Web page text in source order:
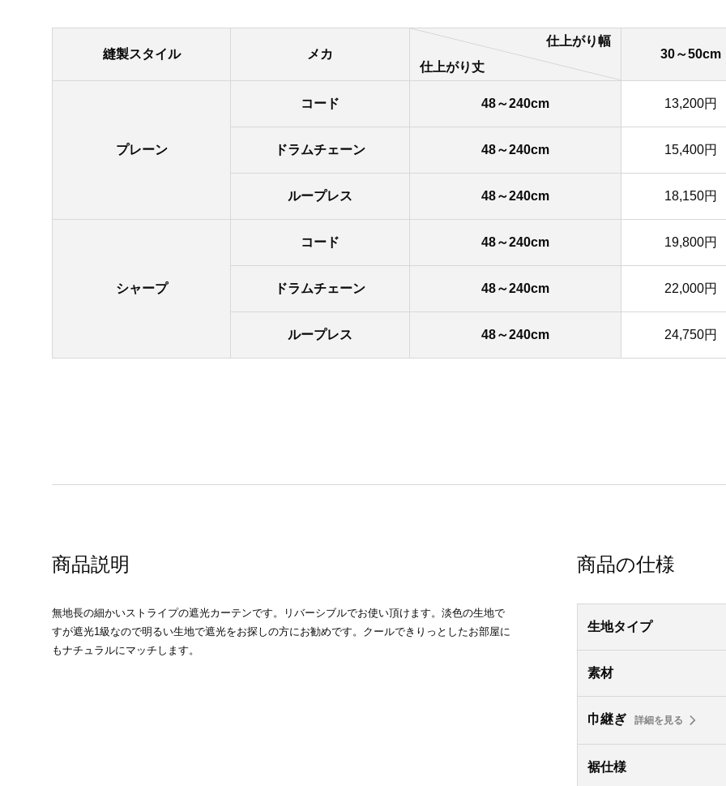
縫製スタイル メカ
仕上がり幅
仕上がり丈
30～50cm
プレーン
コード 48～240cm 13,200円
ドラムチェーン 48～240cm 15,400円
ループレス 48～240cm 18,150円
シャープ
コード 48～240cm 19,800円
ドラムチェーン 48～240cm 22,000円
ループレス 48～240cm 24,750円
商品説明
無地長の細かいストライプの遮光カーテンです。リバーシブルでお使い頂けます。淡色の生地で
すが遮光1級なので明るい生地で遮光をお探しの方にお勧めです。クールできりっとしたお部屋に
もナチュラルにマッチします。
商品の仕様
生地タイプ
素材
巾継ぎ 詳細を見る
裾仕様